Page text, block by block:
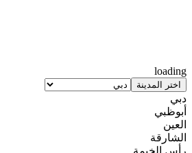
loading
اختر المدينة
دبي
أبوظبي
العين
الشارقة